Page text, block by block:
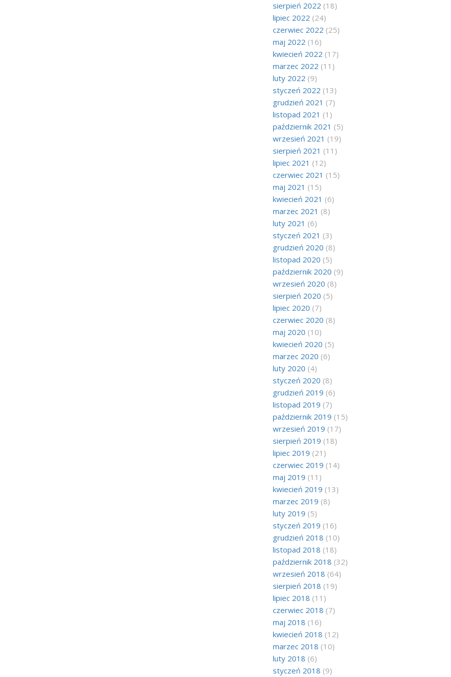
sierpień 2022 (18)
lipiec 2022 (24)
czerwiec 2022 (25)
maj 2022 (16)
kwiecień 2022 (17)
marzec 2022 (11)
luty 2022 (9)
styczeń 2022 (13)
grudzień 2021 (7)
listopad 2021 (1)
październik 2021 (5)
wrzesień 2021 (19)
sierpień 2021 (11)
lipiec 2021 (12)
czerwiec 2021 (15)
maj 2021 (15)
kwiecień 2021 (6)
marzec 2021 (8)
luty 2021 (6)
styczeń 2021 (3)
grudzień 2020 (8)
listopad 2020 (5)
październik 2020 (9)
wrzesień 2020 (8)
sierpień 2020 (5)
lipiec 2020 (7)
czerwiec 2020 (8)
maj 2020 (10)
kwiecień 2020 (5)
marzec 2020 (6)
luty 2020 (4)
styczeń 2020 (8)
grudzień 2019 (6)
listopad 2019 (7)
październik 2019 (15)
wrzesień 2019 (17)
sierpień 2019 (18)
lipiec 2019 (21)
czerwiec 2019 (14)
maj 2019 (11)
kwiecień 2019 (13)
marzec 2019 (8)
luty 2019 (5)
styczeń 2019 (16)
grudzień 2018 (10)
listopad 2018 (18)
październik 2018 (32)
wrzesień 2018 (64)
sierpień 2018 (19)
lipiec 2018 (11)
czerwiec 2018 (7)
maj 2018 (16)
kwiecień 2018 (12)
marzec 2018 (10)
luty 2018 (6)
styczeń 2018 (9)